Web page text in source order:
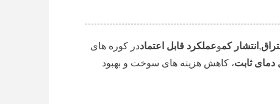
, انتشار کموعملکرد قابل اعتماددر کوره های
دمای ثابت، کاهش هزینه های سوخت و بهبود